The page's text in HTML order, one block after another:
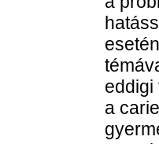
eddigi
a